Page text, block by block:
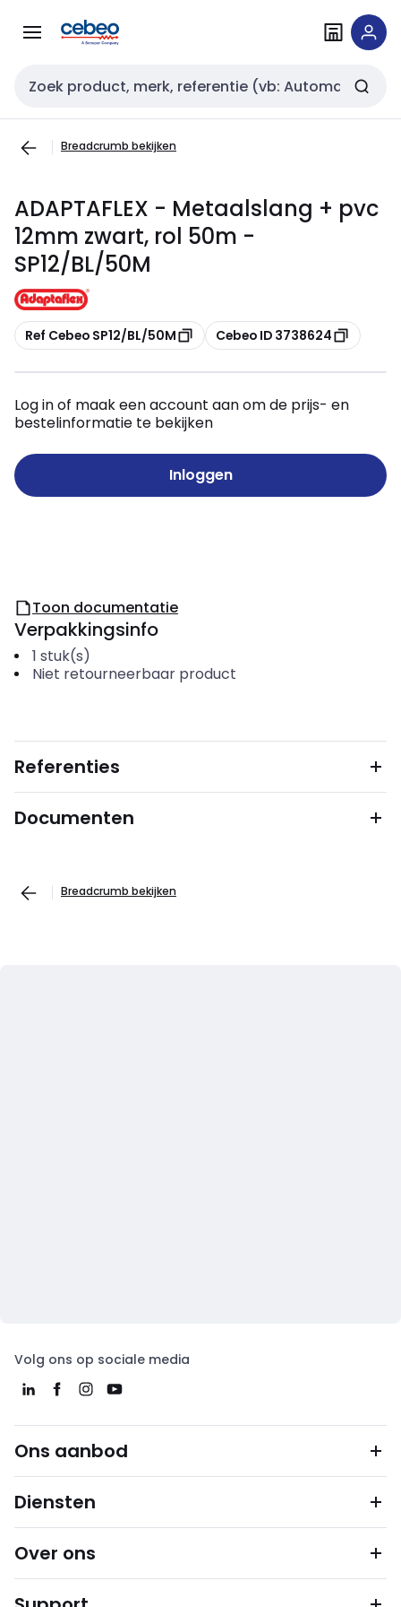
naar
naar
Zoekveld invoer
Breadcrumb bekijken
ADAPTAFLEX - Metaalslang + pvc
12mm zwart, rol 50m -
SP12/BL/50M
Kopiëren
Ref Cebeo SP12/BL/50M Kopiëren
Cebeo ID 3738624
Log in of maak een account aan om de prijs- en
bestelinformatie te bekijken
Inloggen
Toon documentatie
Verpakkingsinfo
1 stuk(s)
Niet retourneerbaar product
Referenties
Documenten
Breadcrumb bekijken
Volg ons op sociale media
Ons aanbod
Diensten
Over ons